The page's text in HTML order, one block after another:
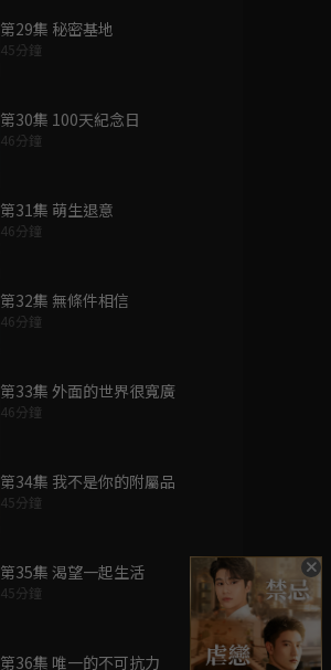
第29集 秘密基地
45分鐘
第30集 100天紀念日
46分鐘
第31集 萌生退意
46分鐘
第32集 無條件相信
46分鐘
第33集 外面的世界很寬廣
46分鐘
第34集 我不是你的附屬品
45分鐘
第35集 渴望一起生活
45分鐘
第36集 唯一的不可抗力